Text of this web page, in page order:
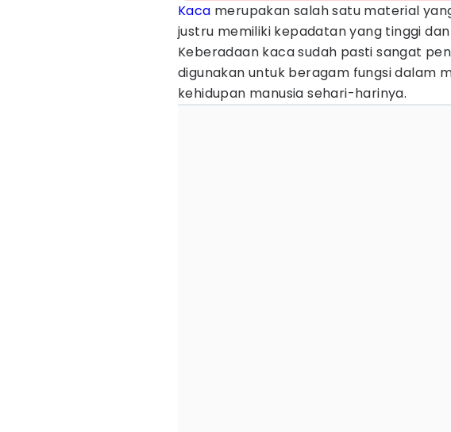
Kaca merupakan salah satu material
justru memiliki kepadatan yang tinggi
Keberadaan kaca sudah pasti sangat
digunakan untuk beragam fungsi dalam
kehidupan manusia sehari-harinya.